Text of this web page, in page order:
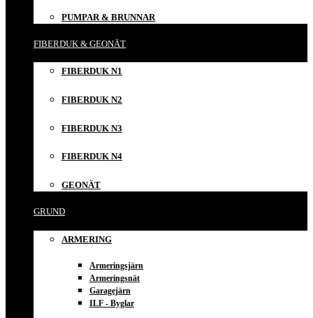
PUMPAR & BRUNNAR
FIBERDUK & GEONÄT
FIBERDUK N1
FIBERDUK N2
FIBERDUK N3
FIBERDUK N4
GEONÄT
GRUND
ARMERING
Armeringsjärn
Armeringsnät
Garagejärn
ILF - Byglar